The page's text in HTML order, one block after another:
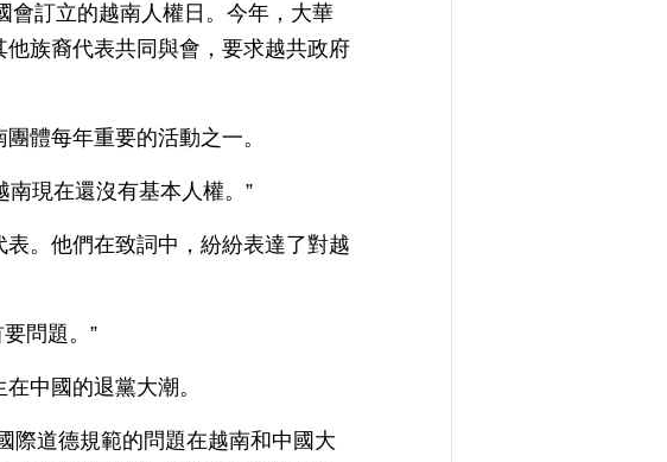
會訂立的越南人權日。今年，大華
族裔代表共同與會，要求越共政府
體每年重要的活動之一。
現在還沒有基本人權。”
。他們在致詞中，紛紛表達了對越
問題。”
中國的退黨大潮。
際道德規範的問題在越南和中國大